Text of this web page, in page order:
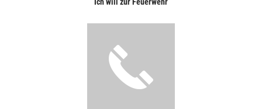
Ich will zur Feuerwehr